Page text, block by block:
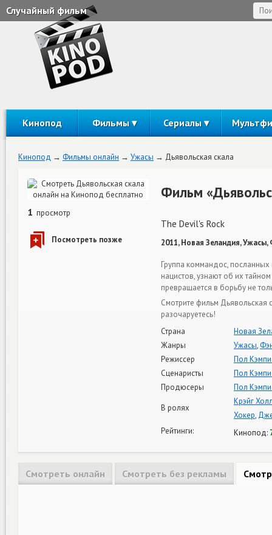
Случайный фильм
Кинопод Фильмы Сериалы
Кинопод Фильмы онлайн Ужасы Дьявольская скала
1 просмотр
Фильм
The Devil's Rock
2011, Новая Зеландия, Ужасы,
Группа коммандос,
нацистов, узнают об их
превращается в борьбу не
Смотрите фильм Дьявольская
разочаруетесь!
Страна
Новая
Жанры
Ужасы,
Режиссер
Пол
Сценаристы
Пол
Продюсеры
Пол
В ролях
Крэйг
Хокер,
Рейтинги:
Кинопод:
Смотреть онлайн Смотреть без рекламы